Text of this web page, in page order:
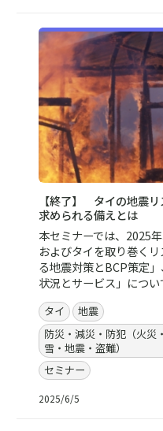
【終了】 タイの地震
求められる備えとは
本セミナーでは、2025
およびタイを取り巻く
る地震対策とBCP策定
状況とサービス」につい
タイ
地震
防災・減災・防犯（火災
雪・地震・盗難）
セミナー
2025/6/5